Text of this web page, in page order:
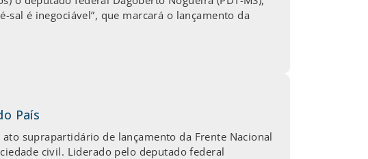
sal é inegociável”, que marcará o lançamento da
País
suprapartidário de lançamento da Frente Nacional
civil. Liderado pelo deputado federal